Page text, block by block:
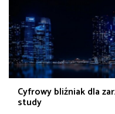
Cyfrowy bliźniak dla
study